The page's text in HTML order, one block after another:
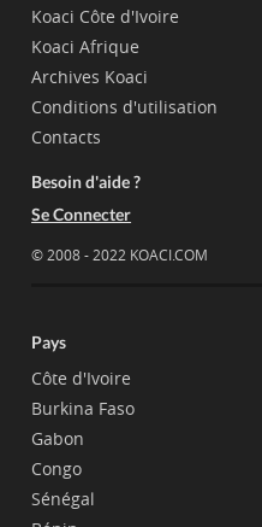
Koaci Côte d'Ivoire
Koaci Afrique
Archives Koaci
Conditions d'utilisation
Contacts
Besoin d'aide ?
Se Connecter
© 2008 - 2022 KOACI.COM
Pays
Côte d'Ivoire
Burkina Faso
Gabon
Congo
Sénégal